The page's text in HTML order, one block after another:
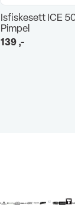
Isfiskesett ICE
Pimpel
139,-